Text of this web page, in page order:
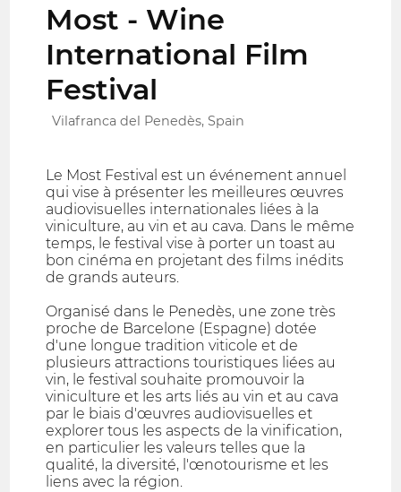
Most - Wine
International Film
Festival
Vilafranca del Penedès, Spain
Le Most Festival est un événement annuel
qui vise à présenter les meilleures œuvres
audiovisuelles internationales liées à la
viniculture, au vin et au cava. Dans le même
temps, le festival vise à porter un toast au
bon cinéma en projetant des films inédits
de grands auteurs.
Organisé dans le Penedès, une zone très
proche de Barcelone (Espagne) dotée
d'une longue tradition viticole et de
plusieurs attractions touristiques liées au
vin, le festival souhaite promouvoir la
viniculture et les arts liés au vin et au cava
par le biais d'œuvres audiovisuelles et
explorer tous les aspects de la vinification,
en particulier les valeurs telles que la
qualité, la diversité, l'œnotourisme et les
liens avec la région.